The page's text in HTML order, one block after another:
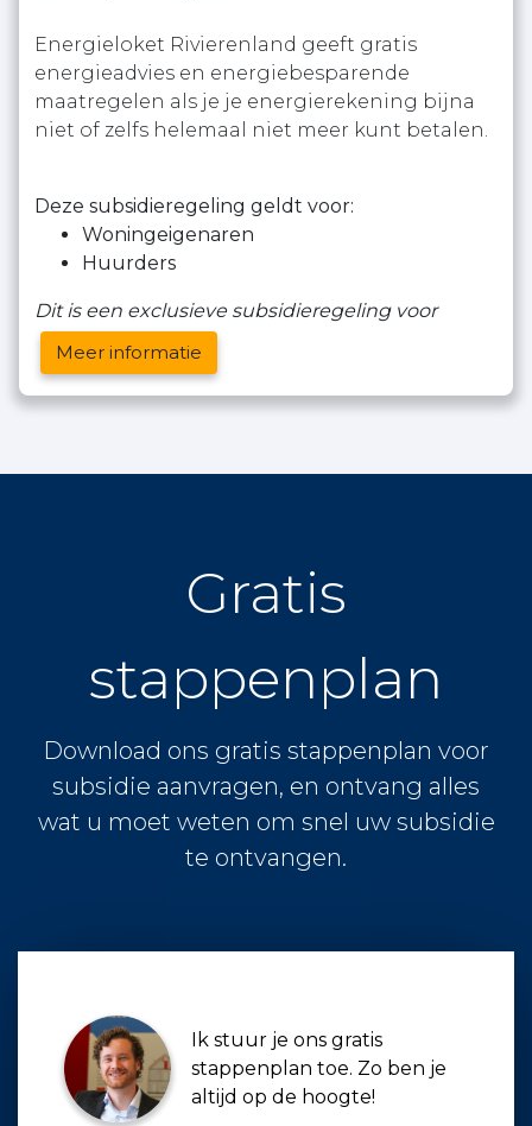
Energieloket Rivierenland geeft gratis
energieadvies en energiebesparende
maatregelen als je je energierekening bijna
niet of zelfs helemaal niet meer kunt betalen.
Deze subsidieregeling geldt voor:
Woningeigenaren
Huurders
Dit is een exclusieve subsidieregeling voor
Meer informatie
Gratis
stappenplan
Download ons gratis stappenplan voor
subsidie aanvragen, en ontvang alles
wat u moet weten om snel uw subsidie
te ontvangen.
Ik stuur je ons gratis
stappenplan toe. Zo ben je
altijd op de hoogte!